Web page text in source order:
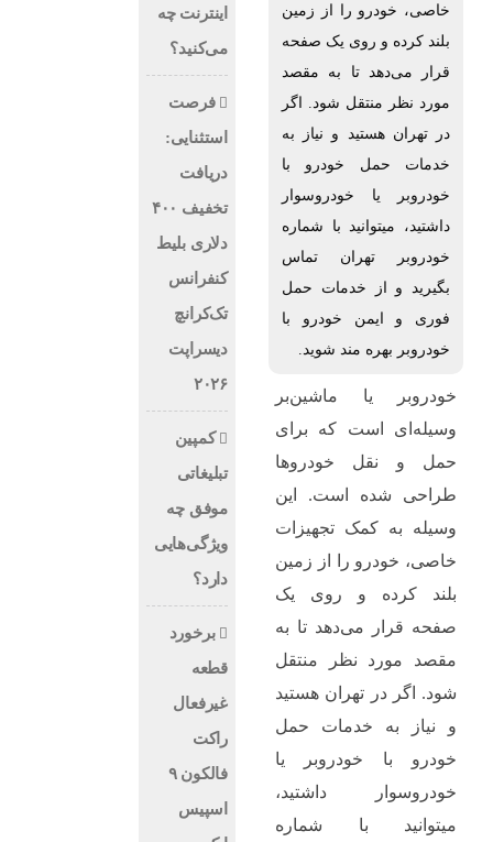
خاصی، خودرو را از زمین
بلند کرده و روی یک صفحه
قرار می‌دهد تا به مقصد
مورد نظر منتقل شود. اگر
در تهران هستید و نیاز به
خدمات حمل خودرو با
خودروبر یا خودروسوار
داشتید، میتوانید با شماره
خودروبر تهران تماس
بگیرید و از خدمات حمل
فوری و ایمن خودرو با
خودروبر بهره مند شوید.
خودروبر یا ماشین‌بر
وسیله‌ای است که برای
حمل و نقل خودروها
طراحی شده است. این
وسیله به کمک تجهیزات
خاصی، خودرو را از زمین
بلند کرده و روی یک
صفحه قرار می‌دهد تا به
مقصد مورد نظر منتقل
شود. اگر در تهران هستید
و نیاز به خدمات حمل
خودرو با خودروبر یا
خودروسوار داشتید،
میتوانید با شماره
اینترنت چه
می‌کنید؟
فرصت
استثنایی:
دریافت
تخفیف ۴۰۰
دلاری بلیط
کنفرانس
تک‌کرانچ
دیسراپت
۲۰۲۶
کمپین
تبلیغاتی
موفق چه
ویژگی‌هایی
دارد؟
برخورد
قطعه
غیرفعال
راکت
فالکون ۹
اسپیس